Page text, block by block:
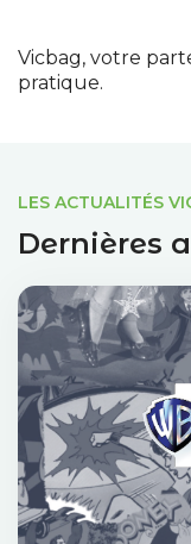
Vicbag, votre
pratique.
LES ACTUALITÉS
Dernières